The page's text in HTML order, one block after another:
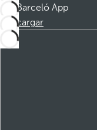
Barceló App
Descargar